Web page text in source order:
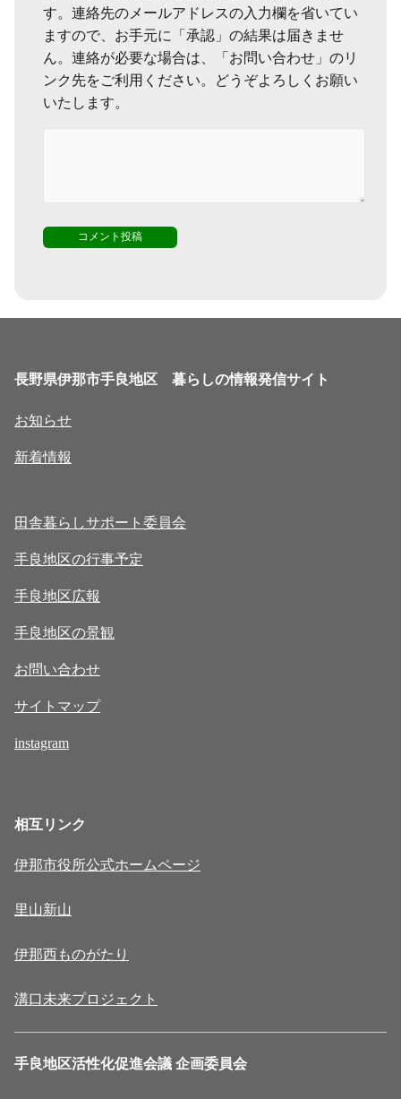
す。連絡先のメールアドレスの入力欄を省いてい
ますので、お手元に「承認」の結果は届きませ
ん。連絡が必要な場合は、「お問い合わせ」のリ
ンク先をご利用ください。どうぞよろしくお願い
いたします。
長野県伊那市手良地区 暮らしの情報発信サイト
お知らせ
新着情報
田舎暮らしサポート委員会
手良地区の行事予定
手良地区広報
手良地区の景観
お問い合わせ
サイトマップ
instagram
相互リンク
伊那市役所公式ホームページ
里山新山
伊那西ものがたり
溝口未来プロジェクト
手良地区活性化促進会議 企画委員会